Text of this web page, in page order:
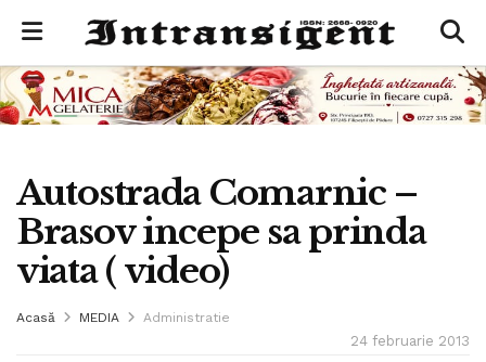
Autostrada Comarnic –
Brasov incepe sa prinda
viata ( video)
Acasă MEDIA Administratie
24 februarie 2013